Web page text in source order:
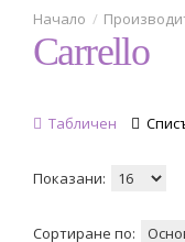
Carrello
Табличен
Показани:
Сортиране по: